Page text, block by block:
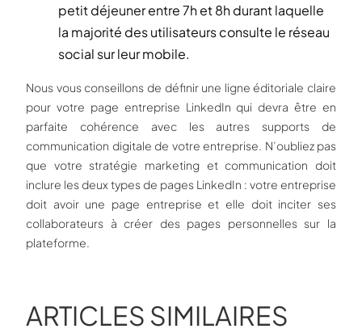
petit déjeuner entre 7h et 8h durant laquelle
la majorité des utilisateurs consulte le réseau
social sur leur mobile.
Nous vous conseillons de définir une ligne éditoriale claire
pour votre page entreprise LinkedIn qui devra être en
parfaite cohérence avec les autres supports de
communication digitale de votre entreprise. N’oubliez pas
que votre stratégie marketing et communication doit
inclure les deux types de pages LinkedIn : votre entreprise
doit avoir une page entreprise et elle doit inciter ses
collaborateurs à créer des pages personnelles sur la
plateforme.
ARTICLES SIMILAIRES